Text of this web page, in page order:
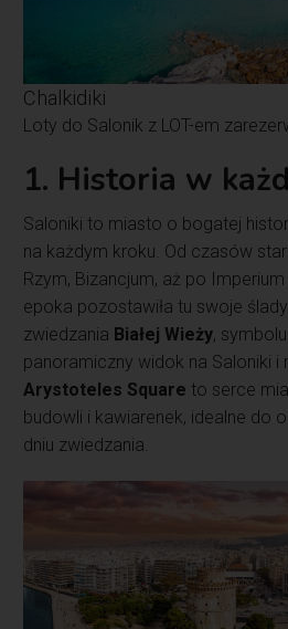
Chalkidiki
Loty do Salonik z LOT-em
1. Historia w
Saloniki to miasto o bogatej
na każdym kroku. Od czasów
Rzym, Bizancjum, aż po
epoka pozostawiła tu swoje
zwiedzania Białej Wieży,
panoramiczny widok na Saloniki i
Arystoteles Square to serce
budowli i kawiarenek, idealne do
dniu zwiedzania.